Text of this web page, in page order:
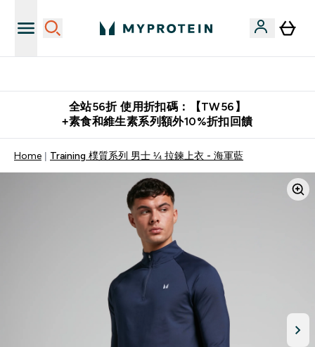
全站56折 使用折扣碼：【TW56】
+素食和維生素系列額外10%折扣回饋
Home Training 樸質系列 男士 ¼ 拉鍊上衣 - 海軍藍